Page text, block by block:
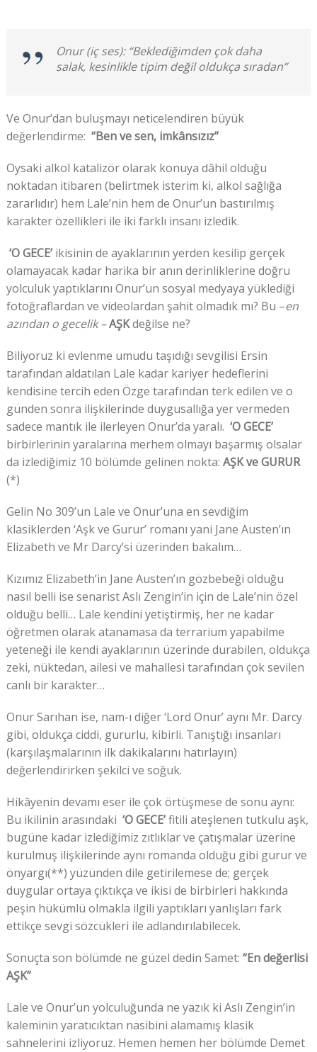
Onur (iç ses): “Beklediğimden çok daha
salak, kesinlikle tipim değil oldukça sıradan”
Ve Onur’dan buluşmayı neticelendiren büyük
değerlendirme: “Ben ve sen, imkânsızız”
Oysaki alkol katalizör olarak konuya dâhil olduğu
noktadan itibaren (belirtmek isterim ki, alkol sağlığa
zararlıdır) hem Lale’nin hem de Onur’un bastırılmış
karakter özellikleri ile iki farklı insanı izledik.
‘O GECE’ikisinin de ayaklarının yerden kesilip gerçek
olamayacak kadar harika bir anın derinliklerine doğru
yolculuk yaptıklarını Onur’un sosyal medyaya yüklediği
fotoğraflardan ve videolardan şahit olmadık mı? Bu –en
azından o gecelik –AŞKdeğilse ne?
Biliyoruz ki evlenme umudu taşıdığı sevgilisi Ersin
tarafından aldatılan Lale kadar kariyer hedeflerini
kendisine tercih eden Özge tarafından terk edilen ve o
günden sonra ilişkilerinde duygusallığa yer vermeden
sadece mantık ile ilerleyen Onur’da yaralı. ‘O GECE’
birbirlerinin yaralarına merhem olmayı başarmış olsalar
da izlediğimiz 10 bölümde gelinen nokta: AŞK ve GURUR
(*)
Gelin No 309’un Lale ve Onur’una en sevdiğim
klasiklerden ‘Aşk ve Gurur’ romanı yani Jane Austen’ın
Elizabeth ve Mr Darcy’si üzerinden bakalım…
Kızımız Elizabeth’in Jane Austen’ın gözbebeği olduğu
nasıl belli ise senarist Aslı Zengin’in için de Lale’nin özel
olduğu belli… Lale kendini yetiştirmiş, her ne kadar
öğretmen olarak atanamasa da terrarium yapabilme
yeteneği ile kendi ayaklarının üzerinde durabilen, oldukça
zeki, nüktedan, ailesi ve mahallesi tarafından çok sevilen
canlı bir karakter…
Onur Sarıhan ise, nam-ı diğer ‘Lord Onur’ aynı Mr. Darcy
gibi, oldukça ciddi, gururlu, kibirli. Tanıştığı insanları
(karşılaşmalarının ilk dakikalarını hatırlayın)
değerlendirirken şekilci ve soğuk.
Hikâyenin devamı eser ile çok örtüşmese de sonu aynı:
Bu ikilinin arasındaki ‘O GECE’fitili ateşlenen tutkulu aşk,
bugüne kadar izlediğimiz zıtlıklar ve çatışmalar üzerine
kurulmuş ilişkilerinde aynı romanda olduğu gibi gurur ve
önyargı(**) yüzünden dile getirilemese de; gerçek
duygular ortaya çıktıkça ve ikisi de birbirleri hakkında
peşin hükümlü olmakla ilgili yaptıkları yanlışları fark
ettikçe sevgi sözcükleri ile adlandırılabilecek.
Sonuçta son bölümde ne güzel dedin Samet: “En değerlisi
AŞK”
Lale ve Onur’un yolculuğunda ne yazık ki Aslı Zengin’in
kaleminin yaratıcıktan nasibini alamamış klasik
sahnelerini izliyoruz. Hemen hemen her bölümde Demet